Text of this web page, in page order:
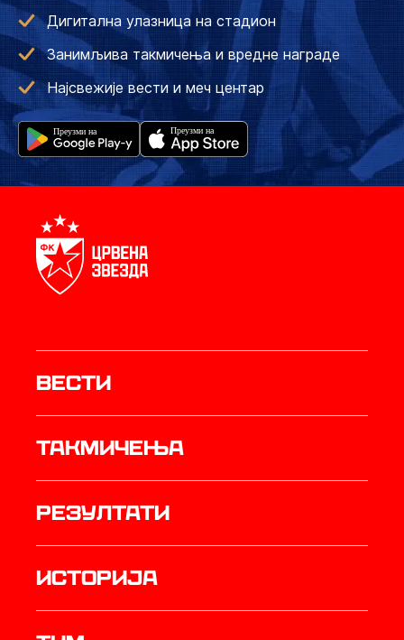
Дигитална улазница на стадион
Занимљива такмичења и вредне награде
Најсвежије вести и меч центар
Вести
Такмичења
резултати
историја